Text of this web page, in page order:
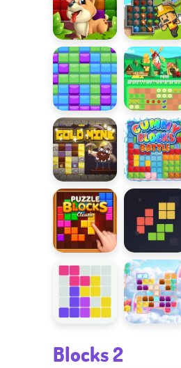
Klocki ze
szczeniaczkiem
Adventure
Craft
Blockz Farma 10x10
Gold Mine
Klockowa
bitwa
Classic
Spadające
klocki
bloczków
Blocks 2